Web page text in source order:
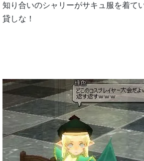
知り合いのシャリーがサキュ服を着てい
貸しな！